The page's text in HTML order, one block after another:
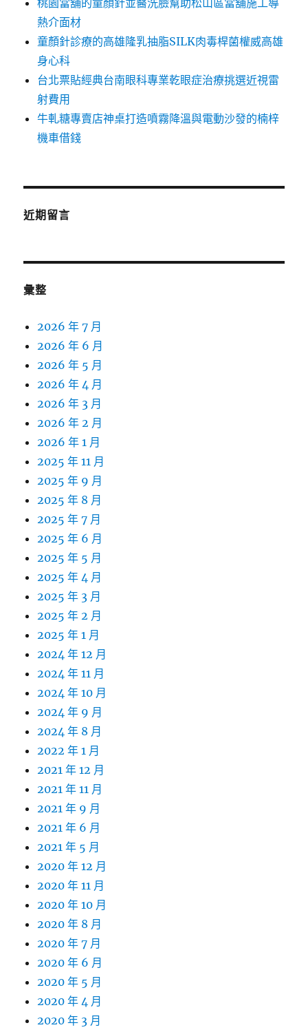
桃園當舖的童顏針並醫洗臉幫助松山區當舖施工導
熱介面材
童顏針診療的高雄隆乳抽脂SILK肉毒桿菌權威高雄
身心科
台北票貼經典台南眼科專業乾眼症治療挑選近視雷
射費用
牛軋糖專賣店神桌打造噴霧降溫與電動沙發的楠梓
機車借錢
近期留言
彙整
2026 年 7 月
2026 年 6 月
2026 年 5 月
2026 年 4 月
2026 年 3 月
2026 年 2 月
2026 年 1 月
2025 年 11 月
2025 年 9 月
2025 年 8 月
2025 年 7 月
2025 年 6 月
2025 年 5 月
2025 年 4 月
2025 年 3 月
2025 年 2 月
2025 年 1 月
2024 年 12 月
2024 年 11 月
2024 年 10 月
2024 年 9 月
2024 年 8 月
2022 年 1 月
2021 年 12 月
2021 年 11 月
2021 年 9 月
2021 年 6 月
2021 年 5 月
2020 年 12 月
2020 年 11 月
2020 年 10 月
2020 年 8 月
2020 年 7 月
2020 年 6 月
2020 年 5 月
2020 年 4 月
2020 年 3 月